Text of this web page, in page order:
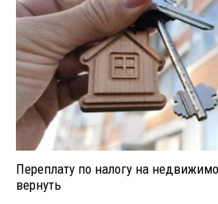
Переплату по налогу на
вернуть